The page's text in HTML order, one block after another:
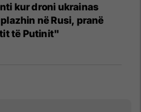
kur droni ukrainas
në Rusi, pranë
të Putinit"